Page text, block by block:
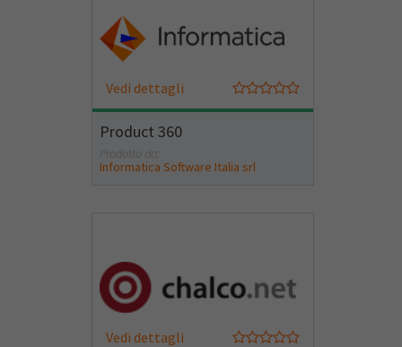
Vedi dettagli
Product 360
Prodotto da:
Informatica Software Italia srl
Vedi dettagli